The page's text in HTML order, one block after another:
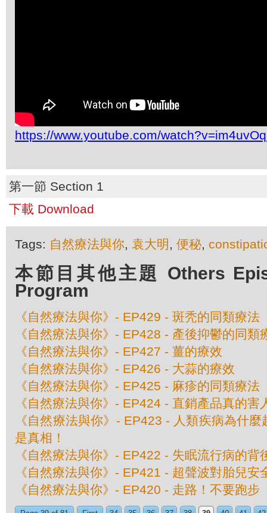
https://www.youtube.com/
第一節 Section 1
下載 Download
Tags: 自然療法與你, 袁大明 , 便秘,
本節目其他主題 Others
Program
《自然療法與你》- EP429 - 斑秃的同類療法
《自然療法與你》- EP428 - 產後抑鬱的同類
《自然療法與你》- EP427 - 薑的療效
《自然療法與你》- EP426 - 大蒜的療效
《自然療法與你》- EP425 - 麻疹的同類療法
《自然療法與你》- EP424 - 直銷產品真的害
《自然療法與你》- EP423 - 人類疾病為什
是真相！
《自然療法與你》- EP422 - 失眠流行病的背
《自然療法與你》- EP421 - 超聲波對胎兒安
《自然療法與你》- EP420 - 走路！不要跑步